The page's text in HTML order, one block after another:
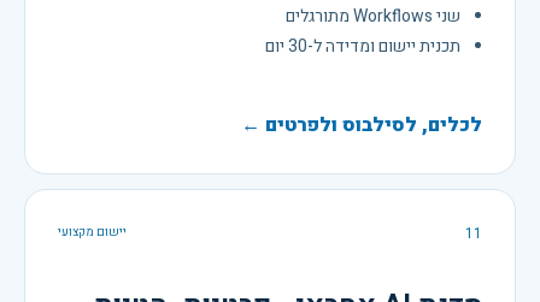
שני Workflows מתורגלים
תכנית יישום ומדידה ל-30 יום
לכלים, לסילבוס ולפרטים ←
11 יישום מקצועי